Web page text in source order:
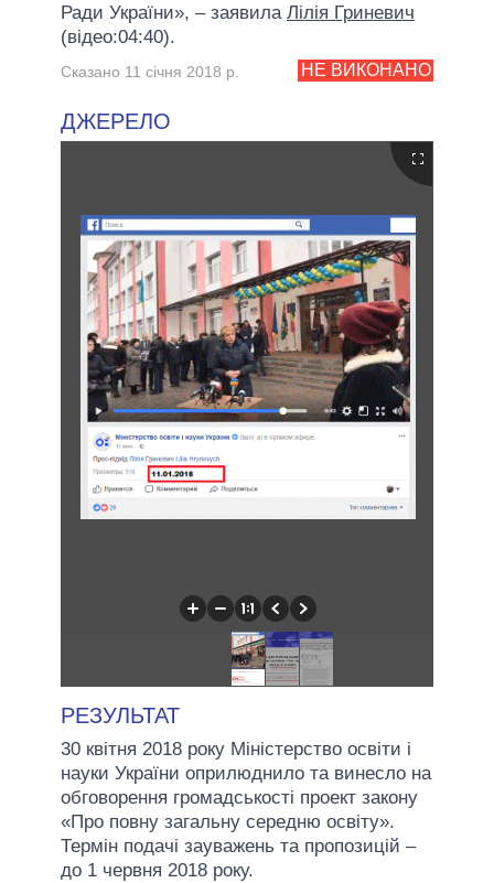
Ради України», – заявила Лілія Гриневич
(відео:04:40).
НЕ ВИКОНАНО
Сказано 11 січня 2018 р.
ДЖЕРЕЛО
РЕЗУЛЬТАТ
30 квітня 2018 року Міністерство освіти і
науки України оприлюднило та винесло на
обговорення громадськості проект закону
«Про повну загальну середню освіту».
Термін подачі зауважень та пропозицій –
до 1 червня 2018 року.